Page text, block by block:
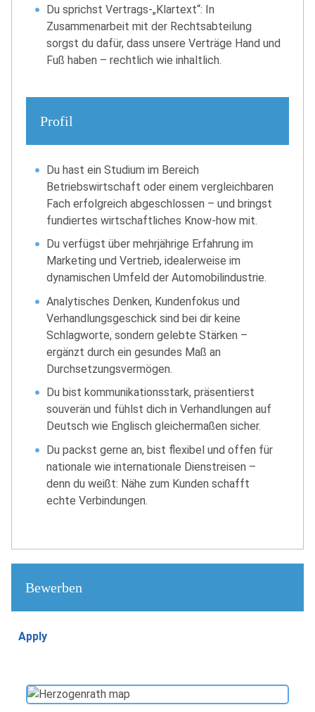
Du sprichst Vertrags-„Klartext“: In
Zusammenarbeit mit der Rechtsabteilung
sorgst du dafür, dass unsere Verträge Hand und
Fuß haben – rechtlich wie inhaltlich.
Profil
Du hast ein Studium im Bereich
Betriebswirtschaft oder einem vergleichbaren
Fach erfolgreich abgeschlossen – und bringst
fundiertes wirtschaftliches Know-how mit.
Du verfügst über mehrjährige Erfahrung im
Marketing und Vertrieb, idealerweise im
dynamischen Umfeld der Automobilindustrie.
Analytisches Denken, Kundenfokus und
Verhandlungsgeschick sind bei dir keine
Schlagworte, sondern gelebte Stärken –
ergänzt durch ein gesundes Maß an
Durchsetzungsvermögen.
Du bist kommunikationsstark, präsentierst
souverän und fühlst dich in Verhandlungen auf
Deutsch wie Englisch gleichermaßen sicher.
Du packst gerne an, bist flexibel und offen für
nationale wie internationale Dienstreisen –
denn du weißt: Nähe zum Kunden schafft
echte Verbindungen.
Bewerben
Apply